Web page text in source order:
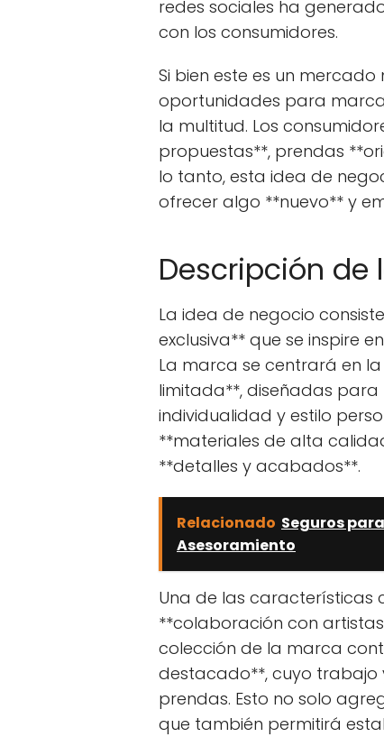
redes sociales ha
con los consumidores.
Si bien este es un
oportunidades para
la multitud. Los
propuestas**, prendas
lo tanto, esta idea de
ofrecer algo **nuevo** y
Descripción de
La idea de negocio
exclusiva** que se inspire
La marca se centrará en
limitada**, diseñadas para
individualidad y estilo
**materiales de alta
**detalles y acabados**.
Relacionado Seguros
Asesoramiento
Una de las características
**colaboración con
colección de la marca
destacado**, cuyo trabajo
prendas. Esto no solo
que también permitirá